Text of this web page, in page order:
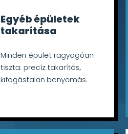
Egyéb épületek
takarítása
Minden épület ragyogóan
tiszta: precíz takarítás,
kifogástalan benyomás.